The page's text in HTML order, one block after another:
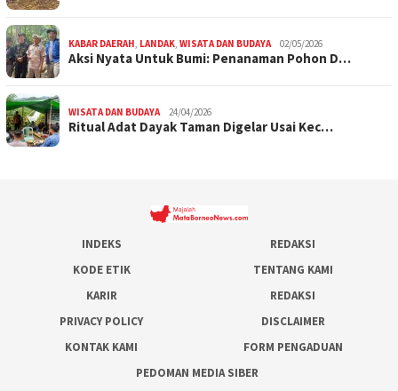
KABAR DAERAH, LANDAK, WISATA DAN BUDAYA 02/05/2026
Aksi Nyata Untuk Bumi: Penanaman Pohon D…
WISATA DAN BUDAYA 24/04/2026
Ritual Adat Dayak Taman Digelar Usai Kec…
INDEKS
REDAKSI
KODE ETIK
TENTANG KAMI
KARIR
REDAKSI
PRIVACY POLICY
DISCLAIMER
KONTAK KAMI
FORM PENGADUAN
PEDOMAN MEDIA SIBER